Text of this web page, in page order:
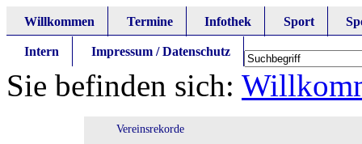
Willkommen Termine Infothek Sport
Intern Impressum / Datenschutz
Sie befinden sich:
Vereinsrekorde